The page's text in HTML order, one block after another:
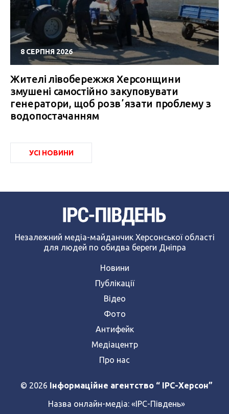
8 СЕРПНЯ 2026
Жителі лівобережжя Херсонщини
змушені самостійно закуповувати
генератори, щоб розвʼязати проблему з
водопостачанням
УСІ НОВИНИ
Незалежний медіа-майданчик Херсонської області
для людей по обидва береги Дніпра
Новини
Публікації
Відео
Фото
Антифейк
Медіацентр
Про нас
© 2026 Інформаційне агентство “ IPC-Херсон”
Назва онлайн-медіа: «ІРС-Південь»